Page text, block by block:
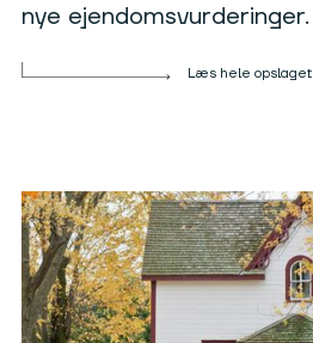
nye ejendomsvurderinger.
Læs hele opslaget